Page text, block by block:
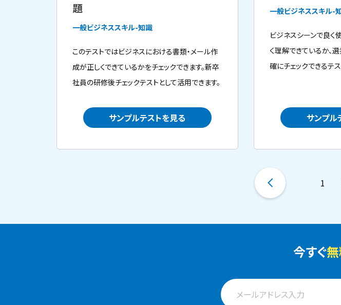
題
一般ビジネススキル-知識
このテストではビジネスにおける書類・メール作
成が正しくできているかをチェックできます。新卒
社員の研修後チェックテストとして活用できます。
サンプルテストを見る
一般ビジネススキル-
ビジネスシーンで良く
く理解できているか、
確にチェックできるテス
サンプル
1
今すぐ